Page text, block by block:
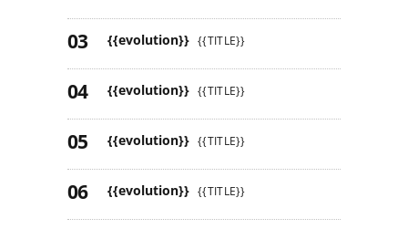
{{evolution}} {{TITLE}}
{{evolution}} {{TITLE}}
{{evolution}} {{TITLE}}
{{evolution}} {{TITLE}}